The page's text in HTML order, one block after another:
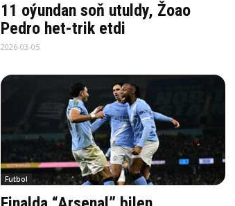
11 oýundan soň utuldy, Žoao
Pedro het-trik etdi
2026-03-05
Futbol